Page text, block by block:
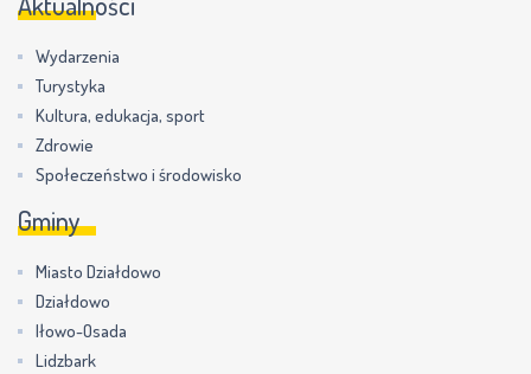
Wydarzenia
Turystyka
Kultura, edukacja, sport
Zdrowie
Społeczeństwo i środowisko
Gminy
Miasto Działdowo
Działdowo
Iłowo-Osada
Lidzbark